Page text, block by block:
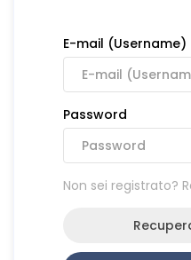
E-mail (Username)
Password
Non sei registrato?